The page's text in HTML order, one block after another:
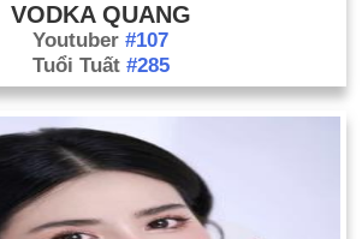
VODKA QUANG
Youtuber #107
Tuổi Tuất #285